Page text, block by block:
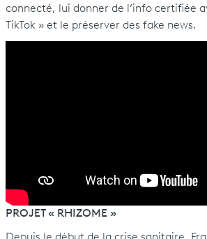
connecté, lui donner de l’info certifiée
TikTok » et le préserver des fake news.
PROJET « RHIZOME »